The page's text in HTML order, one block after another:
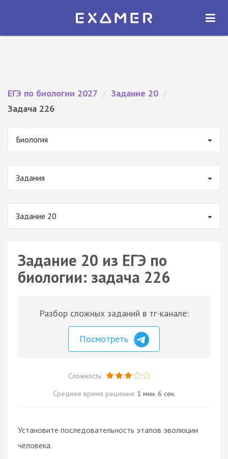
Экзамер — ЕГЭ 2027
ОТКРЫТЬ
ЕГЭ по биологии 2027 / Задание 20 /
Задача 226
Биология
Задания
Задание 20
Задание 20 из ЕГЭ по
биологии: задача 226
Разбор сложных заданий в тг-канале:
Посмотреть
Сложность:
Среднее время решения: 1 мин. 6 сек.
Установите последовательность этапов эволюции
человека.